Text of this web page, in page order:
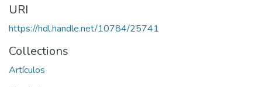
URI
https://hdl.handle.net/10784/25741
Collections
Artículos